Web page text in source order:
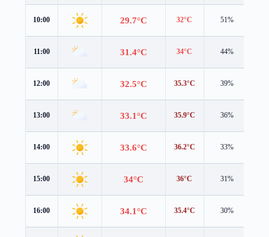
10:00 29.7°C 32°C 51%
11:00 31.4°C 34°C 44%
12:00 32.5°C 35.3°C 39%
13:00 33.1°C 35.9°C 36%
14:00 33.6°C 36.2°C 33%
15:00 34°C 36°C 31%
16:00 34.1°C 35.4°C 30%